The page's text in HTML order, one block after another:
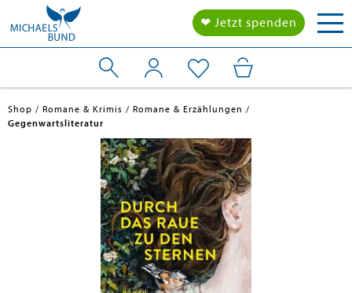
❤ Jetzt spenden
Shop Romane & Krimis
Romane & Erzählungen
Gegenwartsliteratur